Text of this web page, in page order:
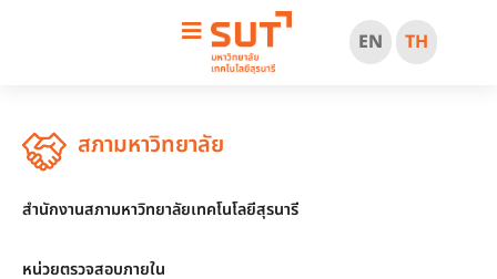
EN TH
สภามหาวิทยาลัย
สำนักงานสภามหาวิทยาลัยเทคโนโลยีสุรนารี
หน่วยตรวจสอบภายใน